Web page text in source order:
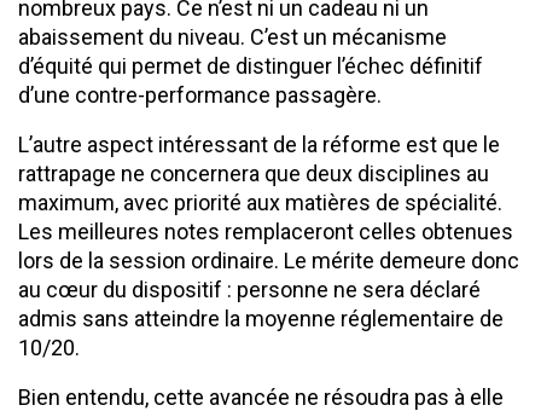
nombreux pays. Ce n’est ni un cadeau ni un
abaissement du niveau. C’est un mécanisme
d’équité qui permet de distinguer l’échec définitif
d’une contre-performance passagère.
L’autre aspect intéressant de la réforme est que le
rattrapage ne concernera que deux disciplines au
maximum, avec priorité aux matières de spécialité.
Les meilleures notes remplaceront celles obtenues
lors de la session ordinaire. Le mérite demeure donc
au cœur du dispositif : personne ne sera déclaré
admis sans atteindre la moyenne réglementaire de
10/20.
Bien entendu, cette avancée ne résoudra pas à elle